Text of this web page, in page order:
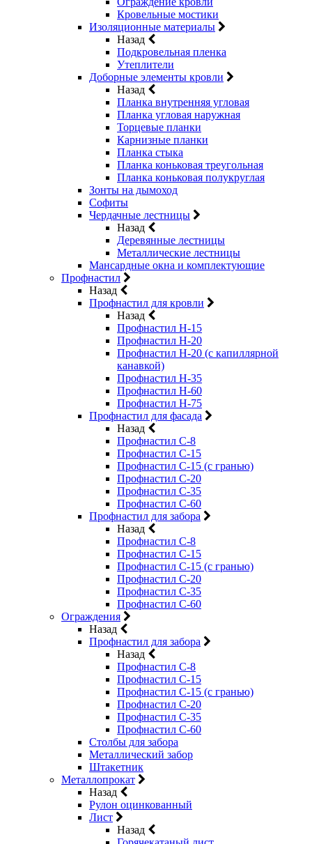
Кровельные мостики
Изоляционные материалы
Назад
Подкровельная пленка
Утеплители
Доборные элементы кровли
Назад
Планка внутренняя угловая
Планка угловая наружная
Торцевые планки
Карнизные планки
Планка стыка
Планка коньковая треугольная
Планка коньковая полукруглая
Зонты на дымоход
Софиты
Чердачные лестницы
Назад
Деревянные лестницы
Металлические лестницы
Мансардные окна и комплектующие
Профнастил
Назад
Профнастил для кровли
Назад
Профнастил Н-15
Профнастил Н-20
Профнастил Н-20 (с капиллярной
канавкой)
Профнастил Н-35
Профнастил Н-60
Профнастил Н-75
Профнастил для фасада
Назад
Профнастил С-8
Профнастил С-15
Профнастил С-15 (с гранью)
Профнастил С-20
Профнастил С-35
Профнастил С-60
Профнастил для забора
Назад
Профнастил С-8
Профнастил С-15
Профнастил С-15 (с гранью)
Профнастил С-20
Профнастил С-35
Профнастил С-60
Ограждения
Назад
Профнастил для забора
Назад
Профнастил С-8
Профнастил С-15
Профнастил С-15 (с гранью)
Профнастил С-20
Профнастил С-35
Профнастил С-60
Столбы для забора
Металлический забор
Штакетник
Металлопрокат
Назад
Рулон оцинкованный
Лист
Назад